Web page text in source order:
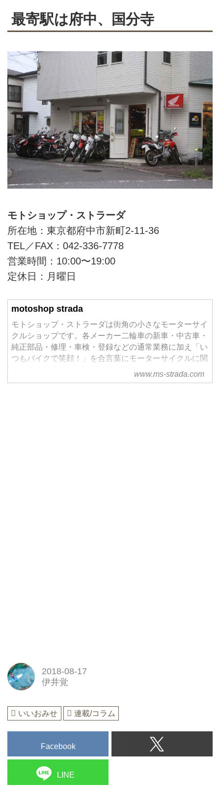
最寄駅は府中、国分寺
モトショップ・ストラーダ
所在地：東京都府中市新町2-11-36
TEL／FAX：042-336-7778
営業時間：10:00〜19:00
定休日：月曜日
motoshop strada
モトショップ・ストラーダは街角の小さなモーターサイ
クルショップです。各メーカー二輪車の新車・中古車・
純正部品・修理・車検・登録などの通常業務に加え「い
つもバイクで笑顔！」を合言葉にモーターサイクルに関
する様々な業務・相談をさせて頂いております。
www.ms-strada.com
2018-08-17
伊井覚
いいおみせ 連載/コラム
Facebook
LINE